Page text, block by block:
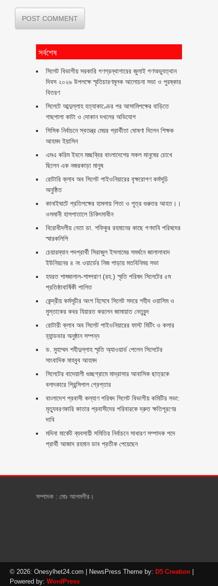
সর্বশেষ
সিলেট বিভাগীয় সরকারি গণগ্রন্থাগারের জুলাই গণঅভ্যুত্থান
দিবস ২০২৬ উপলক্ষে স্মৃতিচারণমূলক আলোচনা সভা ও পুরষ্কার
বিতরণ ‎ ‎
সিলেটে আব্দুল্লাহ হত্যাকাণ্ডের পর আসামিপক্ষের বাড়িতে
গাছপালা কাটা ও দোকান দখলের অভিযোগ
সিসিক নির্বাচনে স্বতন্ত্র মেয়র প্রার্থীতা ঘোষণা দিলেন শিক্ষক
আহমদ ইয়াসিন
এমএ করিম ইবনে মচ্ছব্বির বাংলাদেশের সকল মানুষের চোখে
ছিলেন এক নজরকাড়া মানুষ ‎
রোটারি ক্লাব অব সিলেট পাইওনিয়ারের বৃক্ষরোপণ কর্মসূচি
অনুষ্ঠিত
কানাইঘাটে প্রতিপক্ষের হামলায় পিতা ও পুত্র গুরুতর আহত।।
ওসমানী হাসপাতালে চিকিৎসাধীন
বিরোধীদলীয় নেতা ডা. শফিকুর রহমানের কাছে গণদাবি পরিষদের
স্মারকলিপি ‎
চেয়ারম্যান পদপ্রার্থী সিরাজুল ইসলামের সমর্থনে জালালাবাদ
ইউনিয়নের ৪ নং ওয়ার্ডের নিজ পাড়ায় মতবিনিময় সভা
হযরত শাহ্জালাল-শাহ্পরাণ (রহ.) স্মৃতি পরিষদ সিলেটের ৫ম
প্রতিষ্ঠাবার্ষিকী পালিত ‎​
কেন্দ্রীয় কর্মসূচীর অংশ হিসেবে সিলেট সদরে শহীদ ওয়াসিম ও
মুস্তাকের কবর যিয়ারত করলেন জামায়াত নেতৃবৃন্দ ‎
রোটারী ক্লাব অব সিলেট পাইওনিয়ারের ফাস্ট মিটিং ও কলার
হ্যান্ডভার অনুষ্ঠান সম্পন্ন
ড. মুহাম্মদ শহীদুল্লাহ স্মৃতি অ্যাওয়ার্ড পেলেন সিলেটের
সাংবাদিক মাহবুব আহমদ
সিলেটের বাদেয়ালী গুচ্ছগ্রামে মাদ্রাসার আবাসিক ছাত্রকে
বলাৎকারে প্রিন্সিপাল গ্রেপ্তার ‎
বাংলাদেশ প্রবাসী কল্যাণ পরিষদ সিলেট বিভাগীয় কমিটির সভা:
মৃত্যুবরণকারি কাতার প্রবাসীদের পরিবারকে দ্রুত ক্ষতিপূরণের
দাবি
মদিনা মার্কেট ব্যবসায়ী সমিতির নির্বাচনে সাধারণ সম্পাদক পদে
প্রার্থী আজাদ রহমান ডাব প্রতীক পেয়েছেন ‎
সম্পাদক : মোঃ আলমগীর।
© 2026: Onesylhet24.com | NewsPress Theme by: D5 Creation
Powered by: WordPress